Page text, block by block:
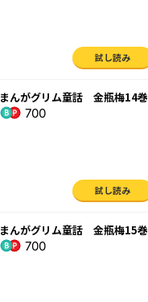
試し読み
まんがグリム童話 金瓶梅14巻
700
試し読み
まんがグリム童話 金瓶梅15巻
700